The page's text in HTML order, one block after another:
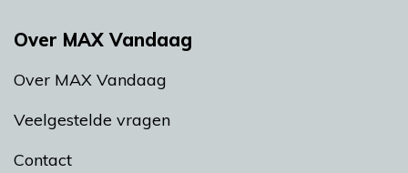
Over MAX Vandaag
Over MAX Vandaag
Veelgestelde vragen
Contact